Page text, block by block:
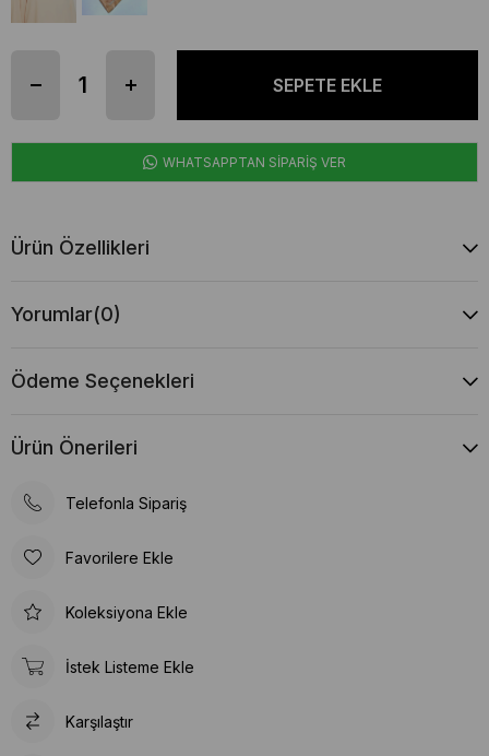
WHATSAPPTAN SİPARİŞ VER
Ürün Özellikleri
Yorumlar(0)
Ödeme Seçenekleri
Ürün Önerileri
Telefonla Sipariş
Favorilere Ekle
Koleksiyona Ekle
İstek Listeme Ekle
Karşılaştır